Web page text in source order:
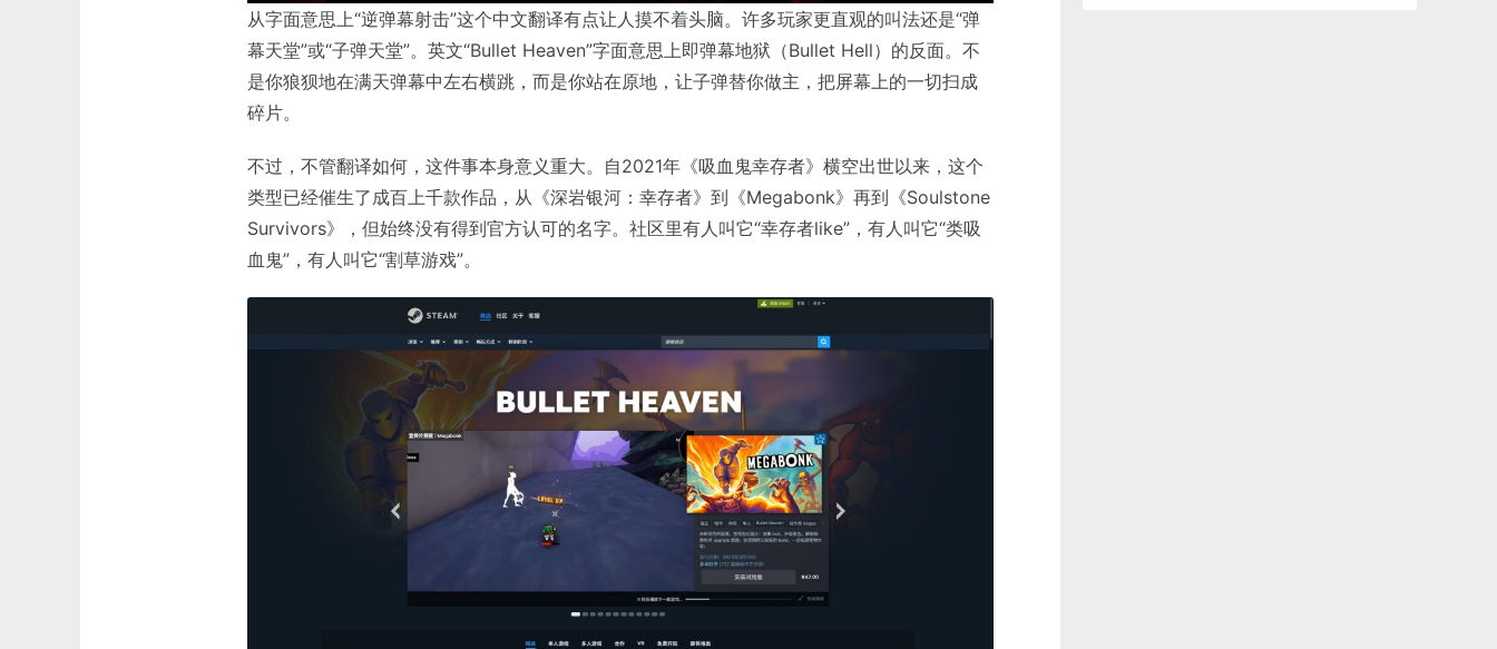
从字面意思上“逆弹幕射击”这个中文翻译有点让人摸不着头脑。许多玩家更直观的叫法还是“弹
幕天堂”或“子弹天堂”。英文“Bullet Heaven”字面意思上即弹幕地狱（Bullet Hell）的反面。不
是你狼狈地在满天弹幕中左右横跳，而是你站在原地，让子弹替你做主，把屏幕上的一切扫成
碎片。
不过，不管翻译如何，这件事本身意义重大。自2021年《吸血鬼幸存者》横空出世以来，这个
类型已经催生了成百上千款作品，从《深岩银河：幸存者》到《Megabonk》再到《Soulstone
Survivors》，但始终没有得到官方认可的名字。社区里有人叫它“幸存者like”，有人叫它“类吸
血鬼”，有人叫它“割草游戏”。